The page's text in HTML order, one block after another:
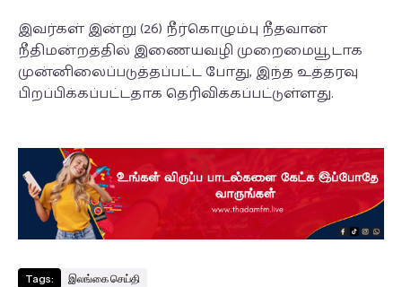
இவர்கள் இன்று (26) நீர்கொழும்பு நீதவான்
நீதிமன்றத்தில் இணையவழி முறைமையூடாக
முன்னிலைப்படுத்தப்பட்ட போது, இந்த உத்தரவு
பிறப்பிக்கப்பட்டதாக தெரிவிக்கப்பட்டுள்ளது.
Tags: இலங்கை செய்தி